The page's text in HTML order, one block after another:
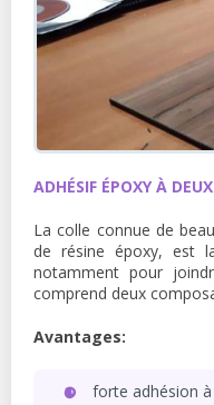
ADHÉSIF ÉPOXY À
La colle connue de
de résine époxy, est
notamment pour
comprend deux
Avantages:
forte adhésion